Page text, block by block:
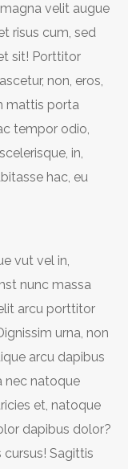
velit augue
risus cum, sed
sit! Porttitor
non, eros,
mattis porta
tempor odio,
in,
hac, eu
vut vel in,
nunc massa
arcu porttitor
urna, non
arcu dapibus
nec natoque
et, natoque
dapibus dolor?
cursus! Sagittis